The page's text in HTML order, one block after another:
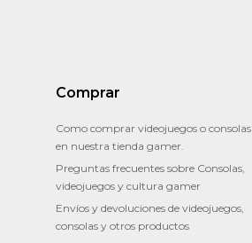
Comprar
Como comprar videojuegos o consolas
en nuestra tienda gamer.
Preguntas frecuentes sobre Consolas,
videojuegos y cultura gamer
Envíos y devoluciones de videojuegos,
consolas y otros productos